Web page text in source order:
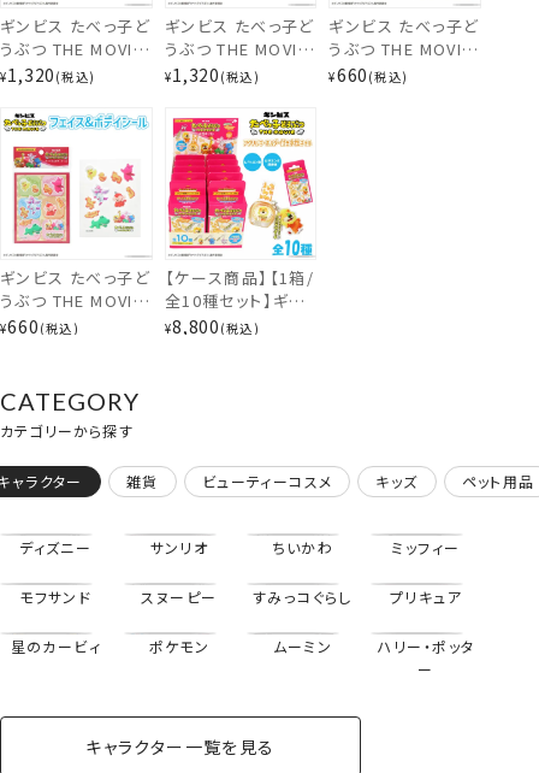
ポーチ&ハンドクリームセット＜らいおんくん＞
ギンビス たべっ子ど
うぶつ THE MOVIE
ポーチ&ハンドクリ
ゃん ＞ TBK33452
¥1,320 税込
ギンビス たべっ子ど
うぶつ THE MOVIE
ポーチ&ハンドクリ
ちゃん ＞
TBK33453
¥1,320 税込
ギンビス たべっ子ど
うぶつ THE MOVIE
フェイス＆ボディシ
¥660 税込
ギンビス たべっ子ど
うぶつ THE MOVIE
フェイス＆ボディシ
¥660 税込
【ケース商品】【1箱/
全10種セット】ギン
ビス たべっ子どうぶ
¥8,800 税込
CATEGORY
カテゴリーから探す
ャラクター 雑貨 ビューティーコスメ キッズ ペット用品
ディズニー サンリオ ちいかわ ミッフィー
モフサンド スヌーピー すみっコぐらし プリキュア
星のカービィ ポケモン ムーミン
ハリー・ポッタ
ー
キャラクター一覧を見る